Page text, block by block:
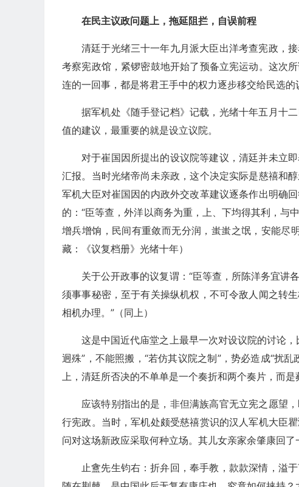
在民主议政问题上，拖延阻拦，自误前程
清廷于光绪三十一年九月派大臣出洋考查宪政，
考察宪政馆，紧锣密鼓地开始了预备立宪运动。这次
连的一回事，都是将君王手中的权力逐步移交给民选的
据军机处《随手登记档》记载，光绪十年五月十
值的建议，最重要的就是设立议院。
对于崔国因所提出的设议院等建议，清廷并未立
汇报。当时光绪帝尚未亲政，这个决定实际是慈禧和
军机大臣对崔国因的内政外交改革建议逐条作出明确
的：“臣等查，外洋以商务为重，上、下均得其利，与
增兵增饷，民间有重敛而无分润，蚩蚩之氓，安能尽
藏：《议复档册》光绪十年）
关于公开政事的议复谓：“臣等查，所陈洋务宜讲
须事事秘密，至于有关操纵机权，不可令敌人闻之转
相机办理。”（同上）
这是中国近代庙堂之上最早一次对设议院的讨论
迥殊”，不能照搬，“若仿其议院之制”，势必造成“扰
上，清廷所否决的不单单是一个奏折和两个奏片，而是
应该特别指出的是，非但满族高官无立宪之愿望
行宪政。当时，军机处颇受慈禧赏识的汉人军机大臣
问对这场新政应采取何种立场。其儿女亲家余肇康回
止盦先生钧右：折弁回，奉手教，款款深情，溢